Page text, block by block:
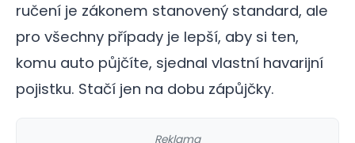
ručení je zákonem stanovený standard, ale
pro všechny případy je lepší, aby si ten,
komu auto půjčíte, sjednal vlastní havarijní
pojistku. Stačí jen na dobu zápůjčky.
Reklama